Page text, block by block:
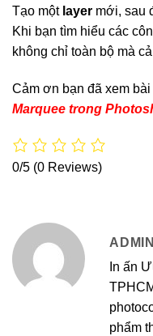
Tạo một layer mới, sau
Khi bạn tìm hiểu các
không chỉ toàn bộ mà
Cảm ơn bạn đã xem bài
Marquee trong
0/5 (0 Reviews)
ADMIN
In ấn
phẩm